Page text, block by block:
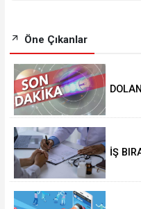
Öne Çıkanlar
İŞ